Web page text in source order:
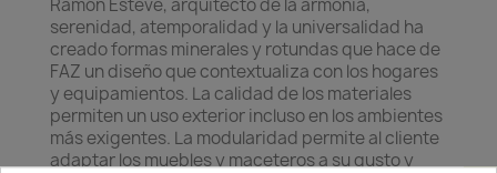
Ramón Esteve, arquitecto de la armonía,
serenidad, atemporalidad y la universalidad ha
creado formas minerales y rotundas que hace de
FAZ un diseño que contextualiza con los hogares
y equipamientos. La calidad de los materiales
permiten un uso exterior incluso en los ambientes
más exigentes. La modularidad permite al cliente
adaptar los muebles y maceteros a su gusto y